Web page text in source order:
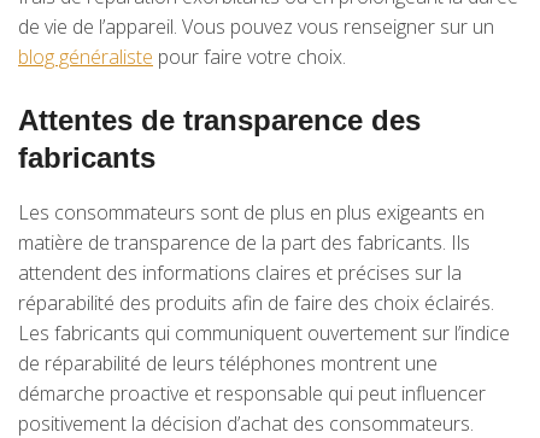
de vie de l’appareil. Vous pouvez vous renseigner sur un
blog généraliste pour faire votre choix.
Attentes de transparence des
fabricants
Les consommateurs sont de plus en plus exigeants en
matière de transparence de la part des fabricants. Ils
attendent des informations claires et précises sur la
réparabilité des produits afin de faire des choix éclairés.
Les fabricants qui communiquent ouvertement sur l’indice
de réparabilité de leurs téléphones montrent une
démarche proactive et responsable qui peut influencer
positivement la décision d’achat des consommateurs.